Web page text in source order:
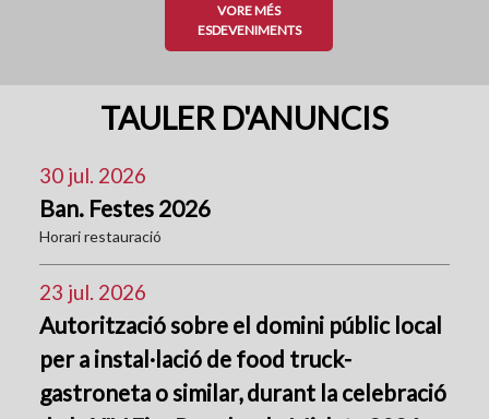
VORE MÉS
ESDEVENIMENTS
TAULER D'ANUNCIS
30 jul. 2026
Ban. Festes 2026
Horari restauració
23 jul. 2026
Autorització sobre el domini públic local
per a instal·lació de food truck-
gastroneta o similar, durant la celebració